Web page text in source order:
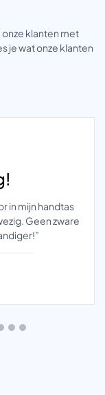
klanten met
je wat onze klanten
in mijn handtas
Geen zware